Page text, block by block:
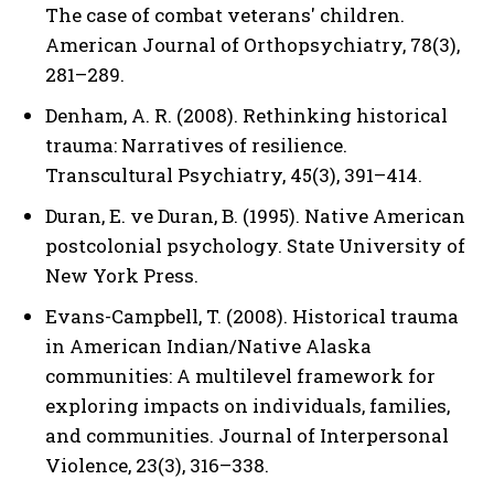
The case of combat veterans' children.
American Journal of Orthopsychiatry, 78(3),
281–289.
Denham, A. R. (2008). Rethinking historical
trauma: Narratives of resilience.
Transcultural Psychiatry, 45(3), 391–414.
Duran, E. ve Duran, B. (1995). Native American
postcolonial psychology. State University of
New York Press.
Evans-Campbell, T. (2008). Historical trauma
in American Indian/Native Alaska
communities: A multilevel framework for
exploring impacts on individuals, families,
and communities. Journal of Interpersonal
Violence, 23(3), 316–338.